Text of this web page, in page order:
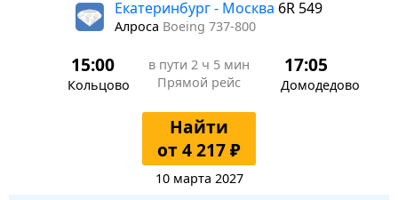
Екатеринбург - Москва 6R 549
Алроса Boeing 737-800
15:00
Кольцово
в пути 2 ч 5 мин
Прямой рейс
17:05
Домодедово
Найти
от 4 217 ₽
10 марта 2027